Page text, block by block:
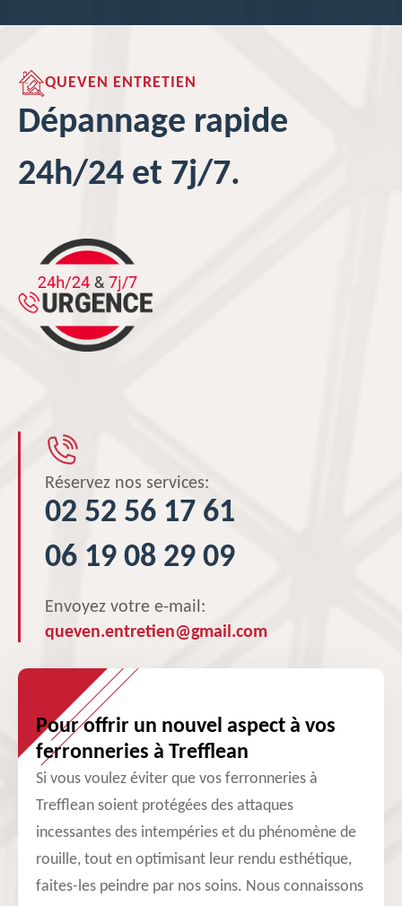
QUEVEN ENTRETIEN
Dépannage rapide
24h/24 et 7j/7.
Réservez nos services:
02 52 56 17 61
06 19 08 29 09
Envoyez votre e-mail:
queven.entretien@gmail.com
Pour offrir un nouvel aspect à vos
ferronneries à Trefflean
Si vous voulez éviter que vos ferronneries à
Trefflean soient protégées des attaques
incessantes des intempéries et du phénomène de
rouille, tout en optimisant leur rendu esthétique,
faites-les peindre par nos soins. Nous connaissons